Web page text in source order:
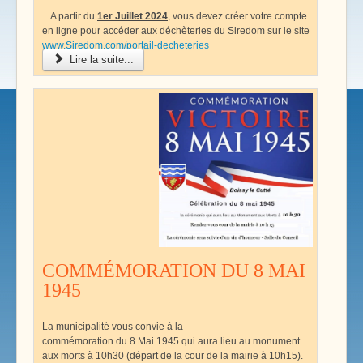
A partir du 1er Juillet 2024 , vous devez créer votre compte
en ligne pour accéder aux déchèteries du Siredom sur le site
www.Siredom.com/portail-decheteries
Lire la suite...
COMMÉMORATION DU 8 MAI
1945
La municipalité vous convie à la
commémoration du 8 Mai 1945 qui aura lieu au monument
aux morts à 10h30 (départ de la cour de la mairie à 10h15).